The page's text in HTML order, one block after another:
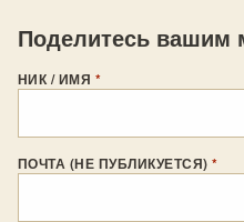
Поделитесь вашим
НИК / ИМЯ *
ПОЧТА (НЕ ПУБЛИКУЕТСЯ)*